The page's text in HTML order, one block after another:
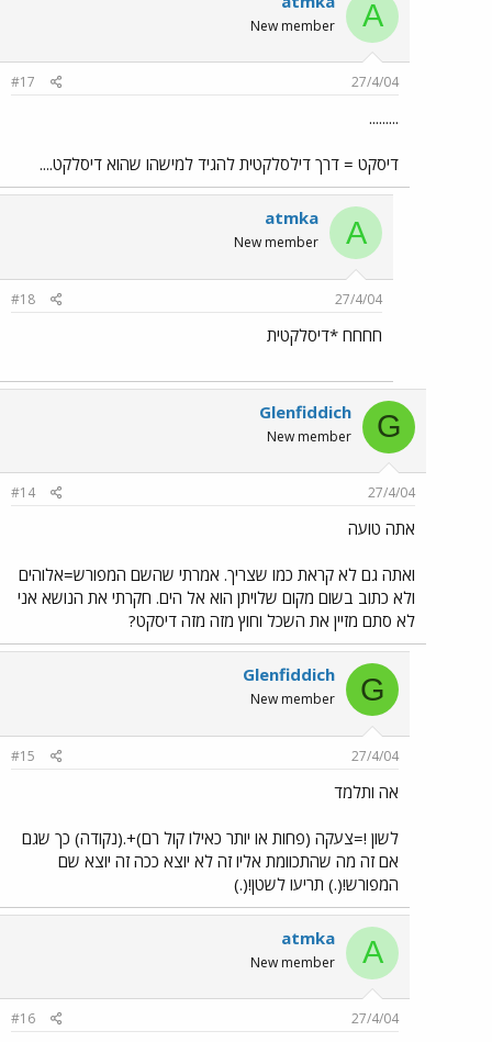
A
New member
27/4/04
#17
.........
דיסקט = דרך דילסלקטית להגיד למישהו שהוא דיסלקט....
A
atmka
New member
27/4/04
#18
חחחח *דיסלקטית
G
Glenfiddich
New member
27/4/04
#14
אתה טועה
ואתה גם לא קראת כמו שצריך. אמרתי שהשם המפורש=אלוהים
ולא כתוב בשום מקום שלויתן הוא אל הים. חקרתי את הנושא אני
לא סתם מזיין את השכל וחוץ מזה מזה דיסקט?
G
Glenfiddich
New member
27/4/04
#15
אה ותלמד
לשון !=צעקה (פחות או יותר כאילו קול רם)+.(נקודה) כך שגם
אם זה מה שהתכוומת אליו זה לא יוצא ככה זה יוצא שם
המפורש!(.) תריעו לשטן!(.)
A
atmka
New member
27/4/04
#16